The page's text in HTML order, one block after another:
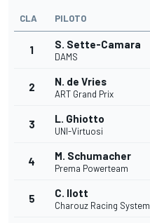
CLA PILOTO
1 S. Sette-Camara
DAMS
2 N. de Vries
ART Grand Prix
3 L. Ghiotto
UNI-Virtuosi
4 M. Schumacher
Prema Powerteam
5 C. Ilott
Charouz Racing System